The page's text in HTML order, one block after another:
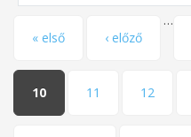
Pages
« első ‹ előző
…
10 11 12